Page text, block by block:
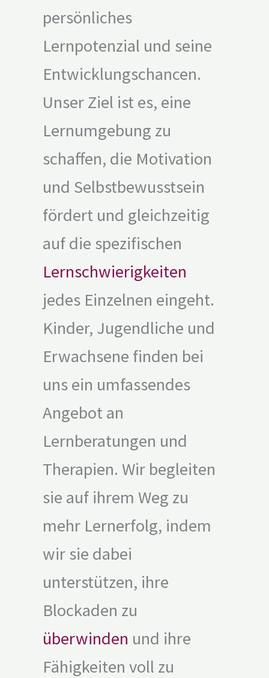
persönliches
Lernpotenzial und seine
Entwicklungschancen.
Unser Ziel ist es, eine
Lernumgebung zu
schaffen, die Motivation
und Selbstbewusstsein
fördert und gleichzeitig
auf die spezifischen
Lernschwierigkeiten
jedes Einzelnen eingeht.
Kinder, Jugendliche und
Erwachsene finden bei
uns ein umfassendes
Angebot an
Lernberatungen und
Therapien. Wir begleiten
sie auf ihrem Weg zu
mehr Lernerfolg, indem
wir sie dabei
unterstützen, ihre
Blockaden zu
überwinden und ihre
Fähigkeiten voll zu